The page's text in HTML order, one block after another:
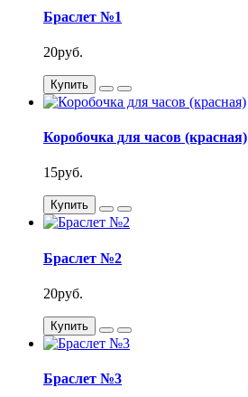
Браслет №1
20руб.
Купить
Коробочка для часов (красная)
15руб.
Купить
Браслет №2
20руб.
Купить
Браслет №3